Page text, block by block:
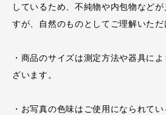
しているため、不純物や内包物など
すが、自然のものとしてご理解いただ
・商品のサイズは測定方法や器具に
ざいます。
・お写真の色味はご使用になられて